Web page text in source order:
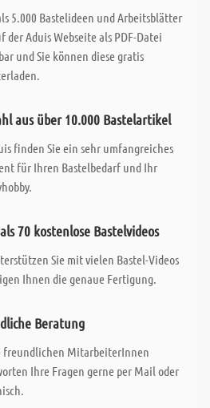
5.000 Bastelideen und Arbeitsblätter
der Aduis Webseite als PDF-Datei
und Sie können diese gratis
aus über 10.000 Bastelartikel
finden Sie ein sehr umfangreiches
für Ihren Bastelbedarf und Ihr
70 kostenlose Bastelvideos
Sie mit vielen Bastel-Videos
Ihnen die genaue Fertigung.
Beratung
freundlichen MitarbeiterInnen
Ihre Fragen gerne per Mail oder